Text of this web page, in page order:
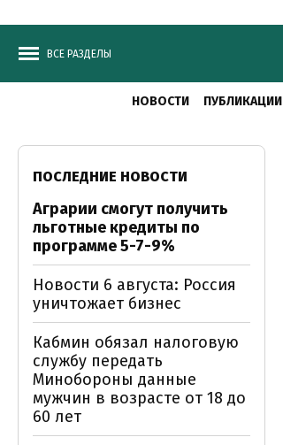
ВСЕ РАЗДЕЛЫ
НОВОСТИ ПУБЛИКАЦИИ
ПОСЛЕДНИЕ НОВОСТИ
Аграрии смогут получить
льготные кредиты по
программе 5-7-9%
Новости 6 августа: Россия
уничтожает бизнес
Кабмин обязал налоговую
службу передать
Минобороны данные
мужчин в возрасте от 18 до
60 лет